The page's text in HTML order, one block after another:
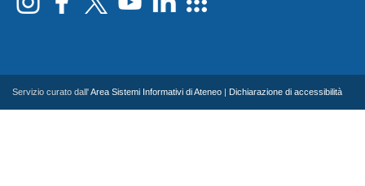
Servizio curato dall'Area Sistemi Informativi di Ateneo Dichiarazione di accessibilità